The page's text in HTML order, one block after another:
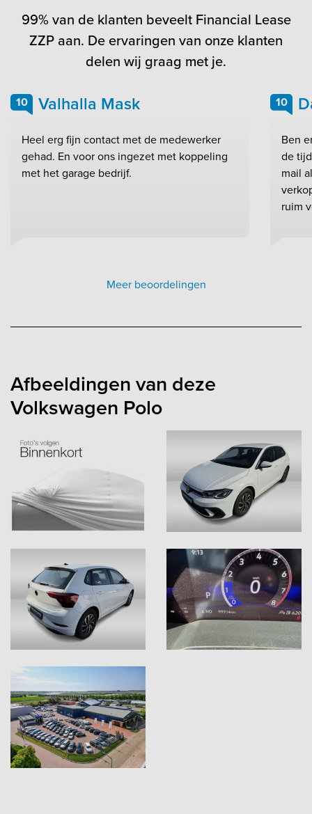
99% van de klanten beveelt Financial Lease
ZZP aan. De ervaringen van onze klanten
delen wij graag met je.
10 Valhalla Mask
Heel erg fijn contact met de medewerker
gehad. En voor ons ingezet met koppeling
met het garage bedrijf.
10
Ben
de
mail
ruim
Meer beoordelingen
Afbeeldingen van deze
Volkswagen Polo